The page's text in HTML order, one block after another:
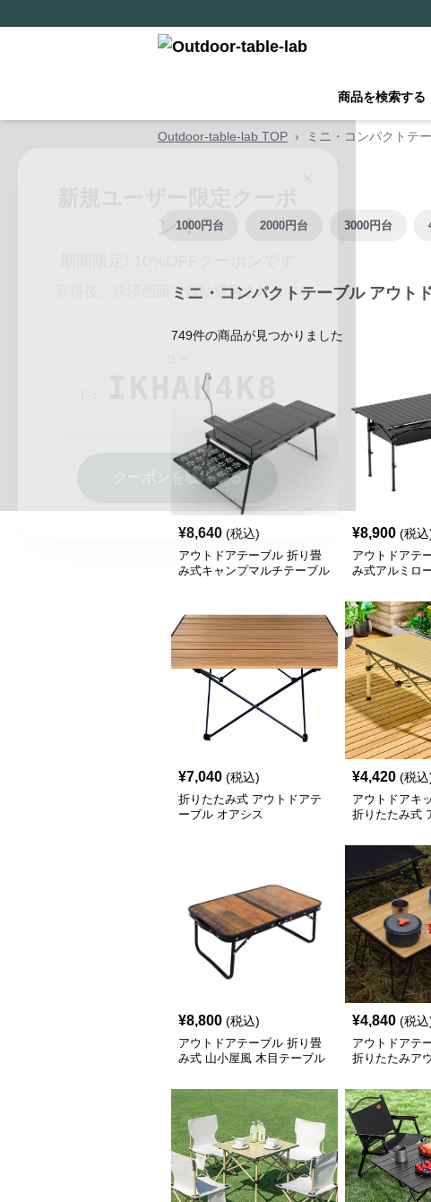
商品を検索する
期間限定! 10%OFFクーポンです
コー
クーポンを取得する
Outdoor-table-lab TOP › ミニ・コンパクトテ
1000円台 2000円台 3000円台
ミニ・コンパクトテーブル アウト
749件の商品が見つかりました
¥8,640 (税込)
アウトドアテーブル 折り畳
み式キャンプマルチテーブル
¥8,900 (税込
アウトドアテ
み式アルミロ
¥7,040 (税込)
折りたたみ式 アウトドアテ
ーブル オアシス
¥4,420 (税込
アウトドアキ
折りたたみ式
¥8,800 (税込)
アウトドアテーブル 折り畳
み式 山小屋風 木目テーブル
¥4,840 (税込
アウトドアテ
折りたたみア